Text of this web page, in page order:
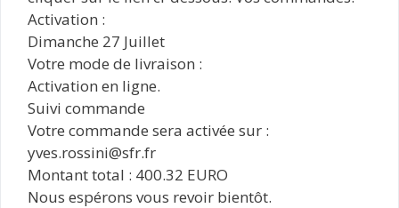
Activation :
Dimanche 27 Juillet
Votre mode de livraison :
Activation en ligne.
Suivi commande
Votre commande sera activée sur :
yves.rossini@sfr.fr
Montant total : 400.32 EURO
Nous espérons vous revoir bientôt.